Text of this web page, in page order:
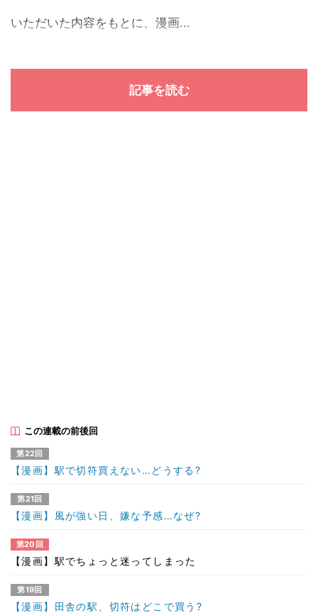
いただいた内容をもとに、漫画...
記事を読む
この連載の前後回
第22回
【漫画】駅で切符買えない…どうする?
第21回
【漫画】風が強い日、嫌な予感…なぜ?
第20回
【漫画】駅でちょっと迷ってしまった
第19回
【漫画】田舎の駅、切符はどこで買う?